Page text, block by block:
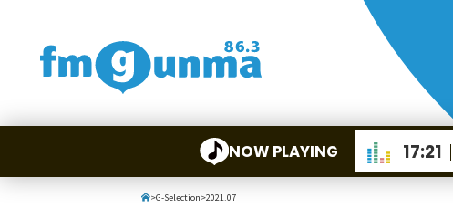
NOW PLAYING 17:21
>G-Selection>2021.07